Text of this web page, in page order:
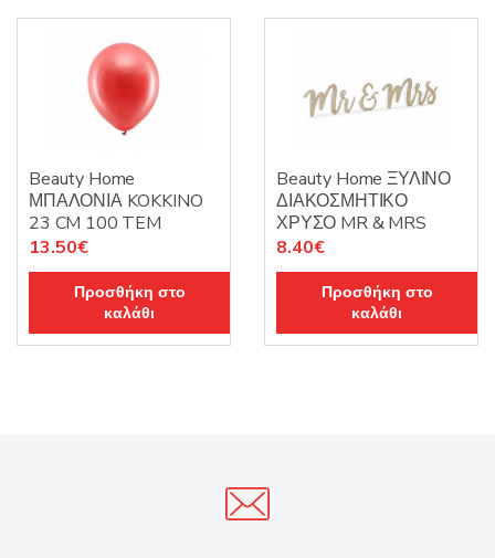
Beauty Home
ΜΠΑΛΟΝΙΑ KOKKINO
23 CM 100 TEM
13.50€
Προσθήκη στο
καλάθι
Beauty Home ΞΥΛΙΝΟ
ΔΙΑΚΟΣΜΗΤΙΚΟ
ΧΡΥΣΟ MR & MRS
8.40€
Προσθήκη στο
καλάθι